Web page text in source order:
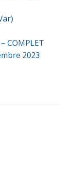
COMPLET
2023